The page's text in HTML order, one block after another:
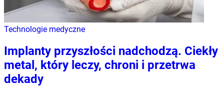
Technologie medyczne
Implanty przyszłości nadchodzą. Ciekły
metal, który leczy, chroni i przetrwa
dekady